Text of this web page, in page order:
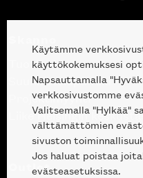
Tuotteet
Suunnittelupalvelu
Projektimyynti
Liike Helsingin
Outlet
Käytämme
käyttökokemuksesi
Napsauttamalla
verkkosivustomme
Valitsemalla "Hylkää"
välttämättömien
sivuston
Jos haluat poistaa
evästeasetuksissa.